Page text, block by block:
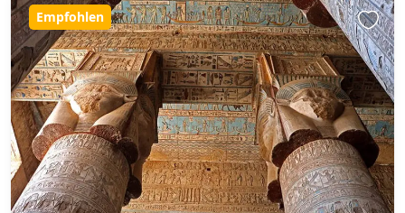
Empfohlen